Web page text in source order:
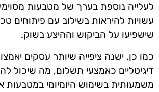
לעלייה נוספת בערך של מטבעות
עשויות להיראות בשילוב עם פיתוחים
שישפיעו על הביקוש וההיצע בשוק.
כמו כן, ישנה ציפייה שיותר עסקים
דיגיטליים כאמצעי תשלום, מה שיכול
משמעותית בשימוש היומיומי במטבעות